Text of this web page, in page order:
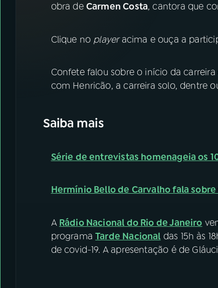
YouTube Facebook
obra de Carmen Costa, cantora que
Clique no playeracima e ouça a
Confete falou sobre o início da
com Henricão, a carreira solo, dentre
Saiba mais
Série de entrevistas homenageia os
Hermínio Bello de Carvalho fala
A Rádio Nacional do Rio de Janeiro
programaTarde Nacional das 15h às
de covid-19. A apresentação é de